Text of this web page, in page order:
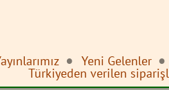
Yeni Gelenler
Türkiyeden verilen